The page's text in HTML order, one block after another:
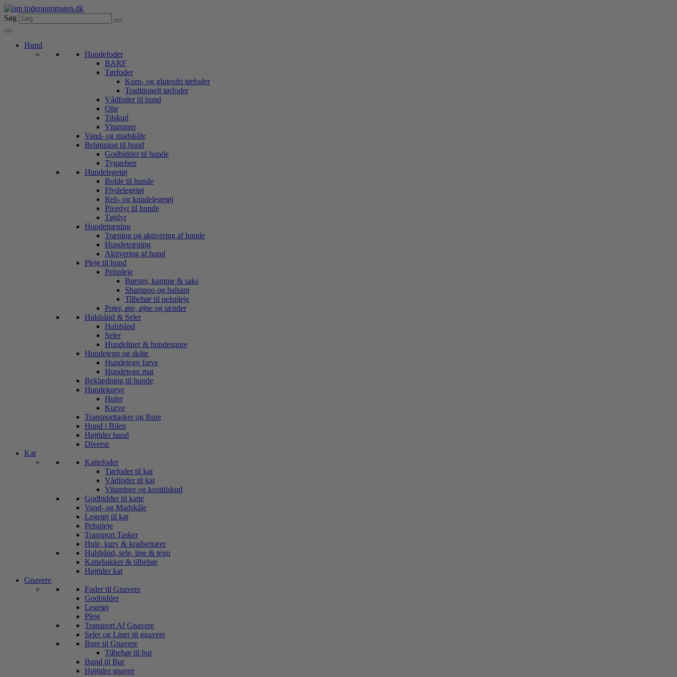
Videre
til
indhold
Søg
Hund
Hundefoder
BARF
Tørfoder
Korn- og glutenfri tørfoder
Traditionelt tørfoder
Vådfoder til hund
Olie
Tilskud
Vitaminer
Vand- og madskåle
Belønning til hund
Godbidder til hunde
Tyggeben
Hundelegetøj
Bolde til hunde
Flydelegetøj
Reb- og knudelegetøj
Pivedyr til hunde
Tøjdyr
Hundetræning
Træning og aktivering af hunde
Hundetræning
Aktivering af hund
Pleje til hund
Pelspleje
Børster, kamme & saks
Shampoo og balsam
Tilbehør til pelspleje
Poter, øre, øjne og tænder
Halsbånd & Seler
Halsbånd
Seler
Hundeliner & hundesnore
Hundetegn og skilte
Hundetegn farve
Hundetegn mat
Beklædning til hunde
Hundekurve
Huler
Kurve
Transporttasker og Bure
Hund i Bilen
Højtider hund
Diverse
Kat
Kattefoder
Tørfoder til kat
Vådfoder til kat
Vitaminer og kosttilskud
Godbidder til katte
Vand- og Madskåle
Legetøj til kat
Pelspleje
Transport Tasker
Hule, kurv & kradsetræer
Halsbånd, sele, line & tegn
Kattebakker & tilbehør
Højtider kat
Gnavere
Foder til Gnavere
Godbidder
Legetøj
Pleje
Transport Af Gnavere
Seler og Liner til gnavere
Bure til Gnavere
Tilbehør til bur
Bund til Bur
Højtider gnaver